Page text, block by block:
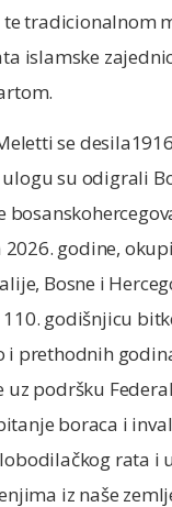
te tradicionalnom
islamske
se
su odigrali
godine,
Bosne i
godišnjicu
i prethodnih
uz podršku
boraca i
rata i
iz naše